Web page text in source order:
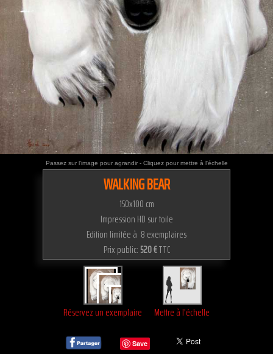
Passez sur l'image pour agrandir - Cliquez pour mettre à l'échelle
WALKING BEAR
150x100 cm
Impression HD sur toile
Edition limitée à 8 exemplaires
Prix public: 520 €TTC
Réservez un exemplaire Mettre à l'échelle
Save